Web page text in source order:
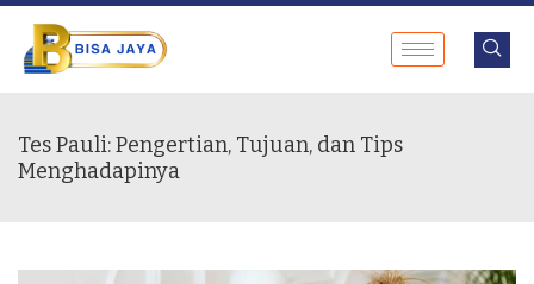
Tes Pauli: Pengertian, Tujuan, dan Tips
Menghadapinya